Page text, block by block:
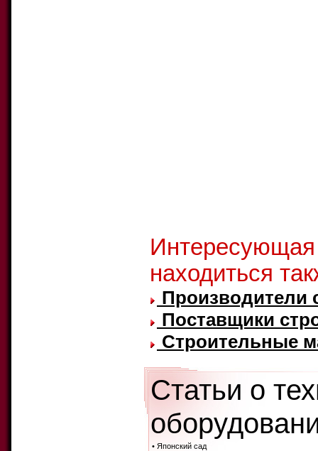
находиться
Производители
Поставщики
Строительные
Статьи о
• Японский сад